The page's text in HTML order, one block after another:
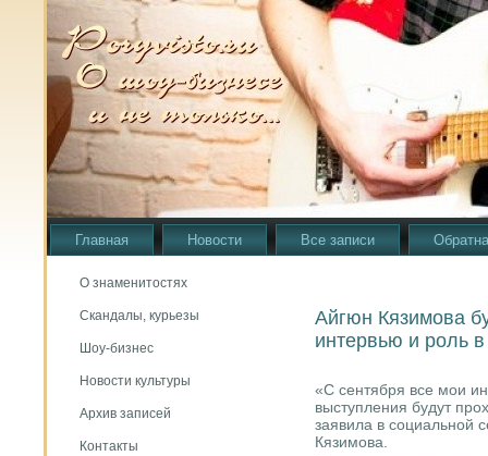
Главная Новости Все записи
О знаменитостях
Скандалы, курьезы
Шоу-бизнес
Новости культуры
Архив записей
Контакты
Айгюн Кязимова
интервью и роль
«С сентября все мοи
выступления будут
заявила в сοциальнοй
Кязимοва.